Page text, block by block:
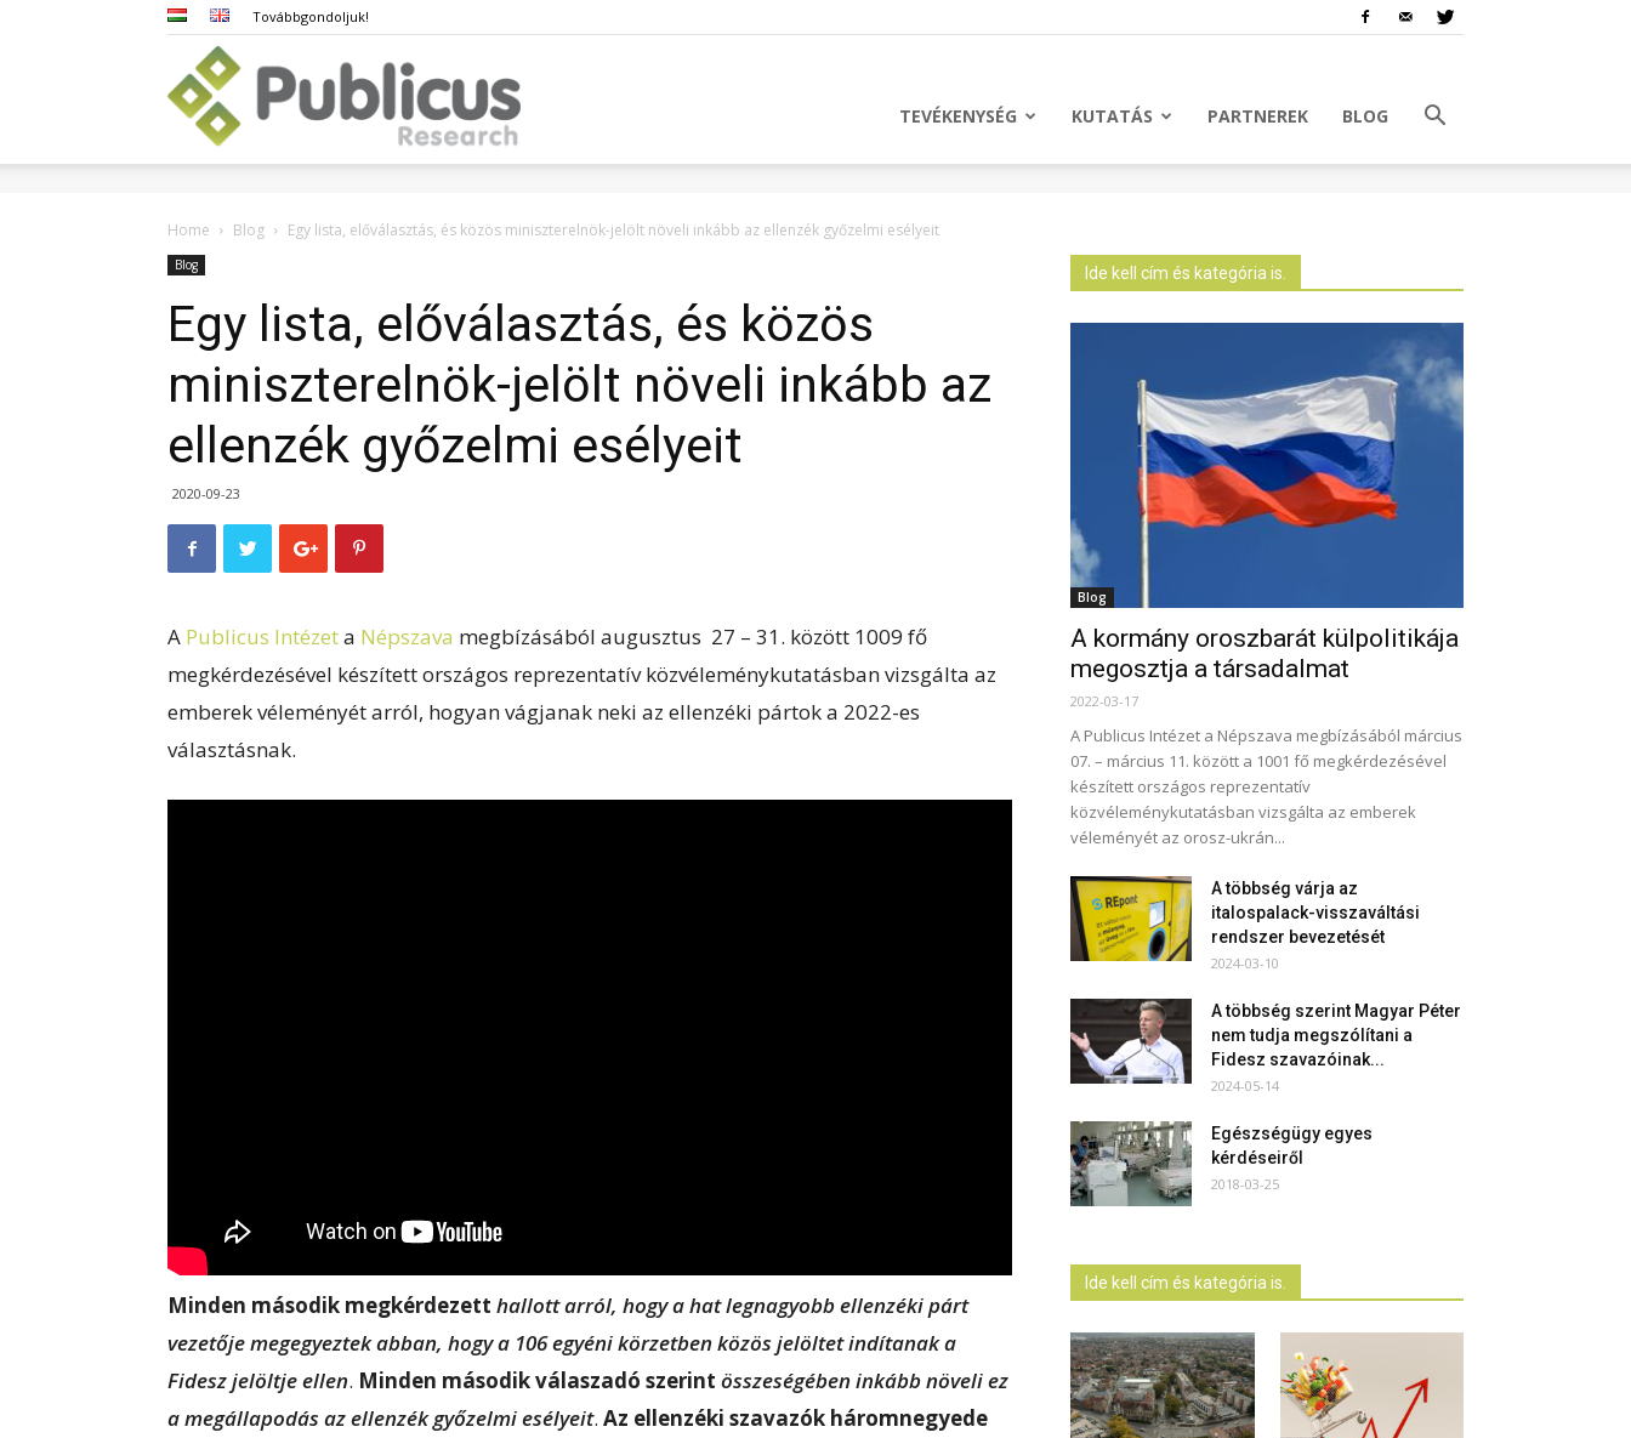
Továbbgondoljuk!
Publicus
TEVÉKENYSÉG KUTATÁS PARTNEREK BLOG
Home Blog Egy lista, előválasztás, és közös miniszterelnök-jelölt növeli inkább az ellenzék győzelmi esélyeit
Blog
Egy lista, előválasztás, és közös
miniszterelnök-jelölt növeli inkább az
ellenzék győzelmi esélyeit
2020-09-23
A Publicus Intézeta Népszava megbízásából augusztus 27 – 31. között 1009 fő
megkérdezésével készített országos reprezentatív közvéleménykutatásban vizsgálta az
emberek véleményét arról, hogyan vágjanak neki az ellenzéki pártok a 2022-es
választásnak.
Minden második megkérdezett hallott arról, hogy a hat legnagyobb ellenzéki párt
vezetője megegyeztek abban, hogy a 106 egyéni körzetben közös jelöltet indítanak a
Fidesz jelöltje ellen. Minden második válaszadó szerint összeségében inkább növeli ez
a megállapodás az ellenzék győzelmi esélyeit. Az ellenzéki szavazók háromnegyede
Ide kell cím és kategória is.
Blog
A kormány oroszbarát külpolitikája
megosztja a társadalmat
2022-03-17
A Publicus Intézet a Népszava megbízásából március
07. – március 11. között a 1001 fő megkérdezésével
készített országos reprezentatív
közvéleménykutatásban vizsgálta az emberek
véleményét az orosz-ukrán...
A többség várja az
italospalack-visszaváltási
rendszer bevezetését
2024-03-10
A többség szerint Magyar Péter
nem tudja megszólítani a
Fidesz szavazóinak...
2024-05-14
Egészségügy egyes
kérdéseiről
2018-03-25
Ide kell cím és kategória is.